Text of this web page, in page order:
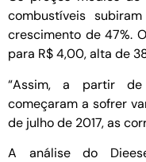
combustíveis
crescimento de 47%.
para R$ 4,00, alta de
“Assim, a partir
começaram a sofrer
de julho de 2017, as
A análise do